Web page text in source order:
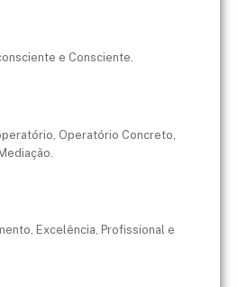
e Consciente.
Operatório Concreto,
Excelência, Profissional e